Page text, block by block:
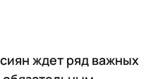
ждет ряд важных